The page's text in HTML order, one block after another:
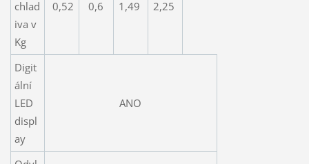
chlad
iva v
Kg
0,52 0,6 1,49 2,25
Digit
ální
LED
displ
ay
ANO